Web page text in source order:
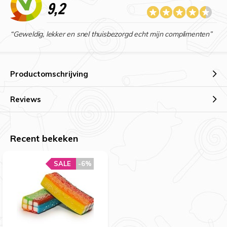
9,2
“Geweldig, lekker en snel thuisbezorgd echt mijn complimenten”
Productomschrijving
Reviews
Recent bekeken
-6%
SALE